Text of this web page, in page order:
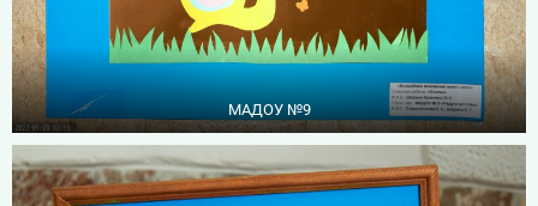
МАДОУ №9